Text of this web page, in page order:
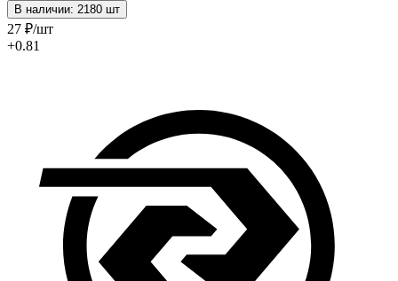
В наличии: 2180 шт
27 ₽/шт
+0.81